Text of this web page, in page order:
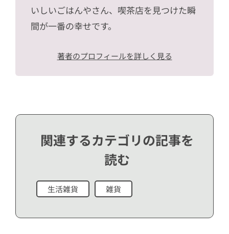
いしいごはんやさん、喫茶店を見つけた瞬
間が一番の幸せです。
著者のプロフィールを詳しく見る
関連するカテゴリの記事を
読む
生活雑貨 雑貨